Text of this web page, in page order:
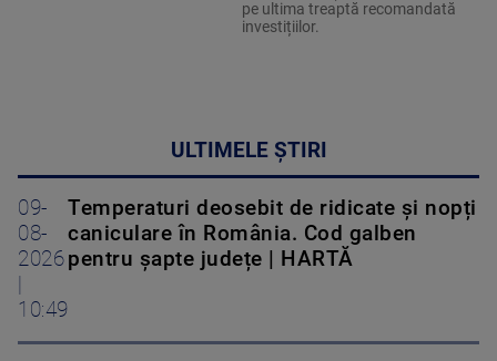
pe ultima treaptă recomandată
investițiilor.
ULTIMELE ȘTIRI
09-
08-
2026
10:49
Temperaturi deosebit de ridicate și nopți
caniculare în România. Cod galben
pentru șapte județe | HARTĂ